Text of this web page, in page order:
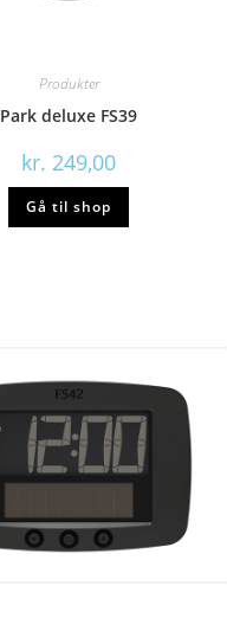
Produkter
Park deluxe FS39
kr. 249,00
Gå til shop